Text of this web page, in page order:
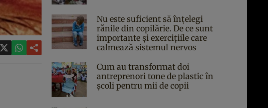
Nu este suficient să înțelegi
rănile din copilărie. De ce sunt
importante și exercițiile care
calmează sistemul nervos
Cum au transformat doi
antreprenori tone de plastic în
școli pentru mii de copii